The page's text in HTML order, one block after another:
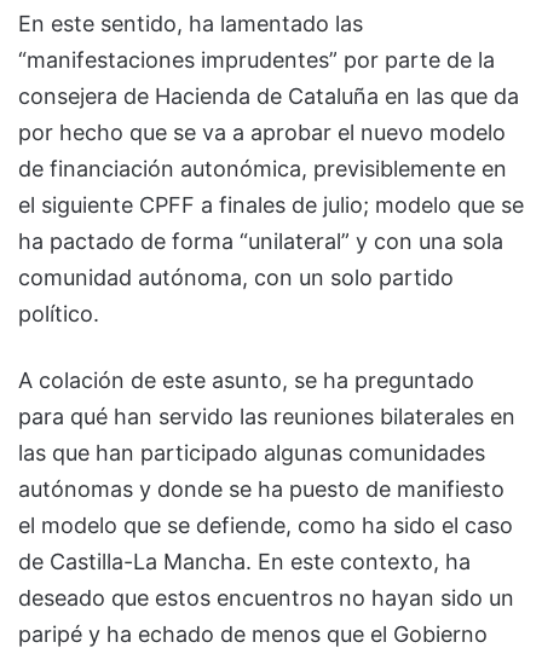
En este sentido, ha lamentado las
“manifestaciones imprudentes” por parte de la
consejera de Hacienda de Cataluña en las que da
por hecho que se va a aprobar el nuevo modelo
de financiación autonómica, previsiblemente en
el siguiente CPFF a finales de julio; modelo que se
ha pactado de forma “unilateral” y con una sola
comunidad autónoma, con un solo partido
político.
A colación de este asunto, se ha preguntado
para qué han servido las reuniones bilaterales en
las que han participado algunas comunidades
autónomas y donde se ha puesto de manifiesto
el modelo que se defiende, como ha sido el caso
de Castilla-La Mancha. En este contexto, ha
deseado que estos encuentros no hayan sido un
paripé y ha echado de menos que el Gobierno